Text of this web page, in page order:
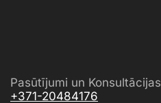
Pasūtījumi un Konsultācijas
+371-20484176